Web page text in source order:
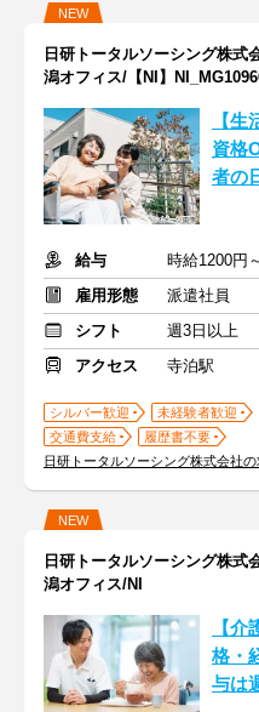
NEW
日研トータルソーシング株
潟オフィス/【NI】
【
資格
者の
給与
時給1200円
雇用形態
派遣社員
シフト
週3日以上
アクセス
寺泊駅
シルバー歓迎 未経験者歓迎
交通費支給
履歴書不要
日研トータルソーシング株式会社
NEW
日研トータルソーシング株
潟オフィス/NI
【
格・
与は